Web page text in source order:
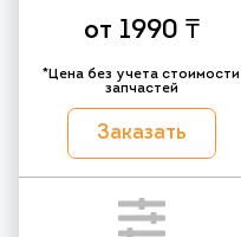
от 1990 ₸
*Цена без учета стоимости
запчастей
Заказать